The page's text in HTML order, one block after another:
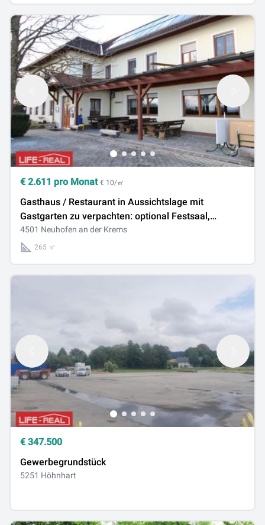
€ 2.611 pro Monat € 10/㎡
Gasthaus / Restaurant in Aussichtslage mit
Gastgarten zu verpachten: optional Festsaal,
Zimmer, Eisstockbahn
4501 Neuhofen an der Krems
265 ㎡
€ 347.500
Gewerbegrundstück
5251 Höhnhart